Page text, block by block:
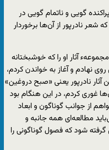
گویی و ناتمام گویی در
شعر نادرپور از آن‌ها برخوردار
آثار او را که خوشبختانه
و آغاز به خواندن کردم،
آثار نادرپور یعنی «صبح دروغین»
غوری کردم، در این هنگام بود
از جوانب گوناگون و ابعاد
مطالعه‌ای همه جانبه و
شود که فصول گوناگونی را